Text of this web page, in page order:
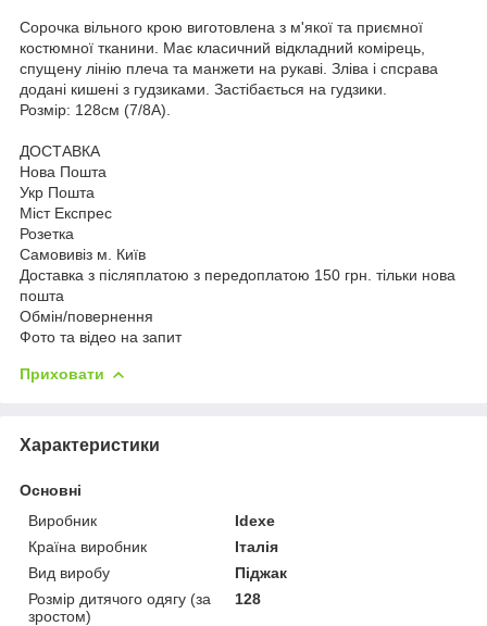
Сорочка вільного крою виготовлена з м'якої та приємної
костюмної тканини. Має класичний відкладний комірець,
спущену лінію плеча та манжети на рукаві. Зліва і спсрава
додані кишені з гудзиками. Застібається на гудзики.
Розмір: 128см (7/8А).
ДОСТАВКА
Нова Пошта
Укр Пошта
Міст Експрес
Розетка
Самовивіз м. Київ
Доставка з післяплатою з передоплатою 150 грн. тільки нова
пошта
Обмін/повернення
Фото та відео на запит
Приховати
Характеристики
Основні
Виробник
Idexe
Країна виробник
Італія
Вид виробу
Піджак
Розмір дитячого одягу (за
зростом)
128